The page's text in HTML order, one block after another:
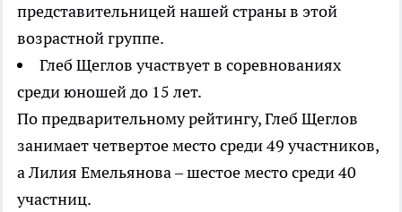
представительницей нашей страны в этой
возрастной группе.
Глеб Щеглов участвует в соревнованиях
среди юношей до 15 лет.
По предварительному рейтингу, Глеб Щеглов
занимает четвертое место среди 49 участников,
а Лилия Емельянова – шестое место среди 40
участниц.